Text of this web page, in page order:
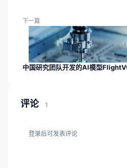
下一篇
中国研究团队开发的AI模型
评论 1
登录后可发表评论